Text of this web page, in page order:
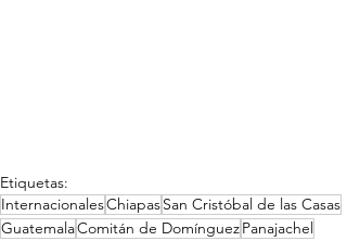
Etiquetas:
InternacionalesChiapasSan Cristóbal de las Casas
GuatemalaComitán de DomínguezPanajachel